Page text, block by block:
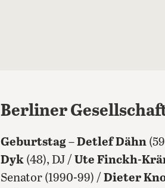
Berliner
Geburtstag –Detlef Dähn
Dyk (48), DJ / Ute Finckh-
Senator (1990-99) / Dieter